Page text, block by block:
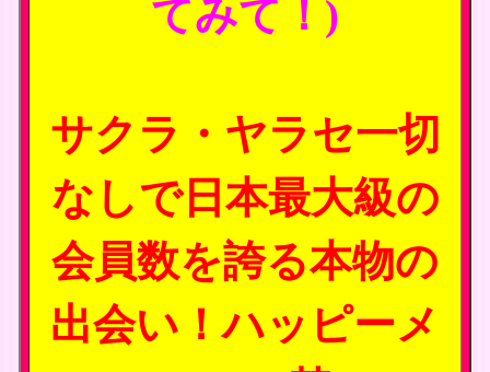
てみて！)
サクラ・ヤラセ一切
なしで日本最大級の
会員数を誇る本物の
出会い！ハッピーメ